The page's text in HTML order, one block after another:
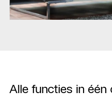
Alle functies in één